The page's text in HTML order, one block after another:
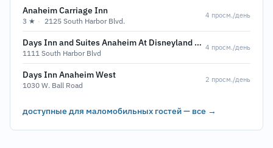
Anaheim Carriage Inn
3 ★ · 2125 South Harbor Blvd.
4 просм./день
Days Inn and Suites Anaheim At Disneyland Park
1111 South Harbor Blvd
4 просм./день
Days Inn Anaheim West
1030 W. Ball Road
2 просм./день
доступные для маломобильных гостей — все →